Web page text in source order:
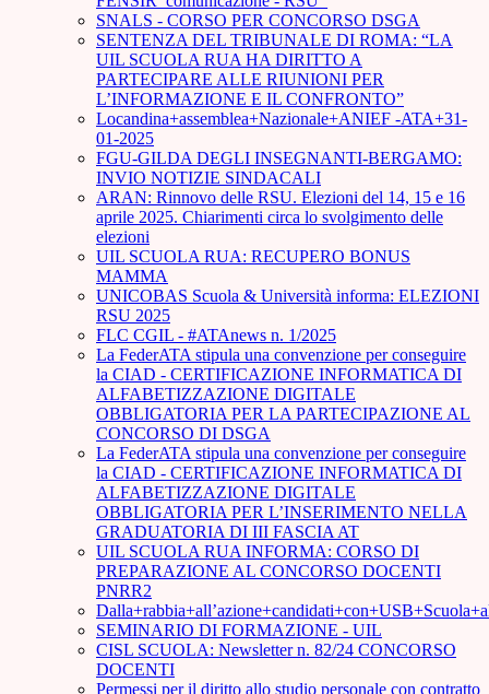
SNALS - CORSO PER CONCORSO DSGA
SENTENZA DEL TRIBUNALE DI ROMA: “LA
UIL SCUOLA RUA HA DIRITTO A
PARTECIPARE ALLE RIUNIONI PER
L’INFORMAZIONE E IL CONFRONTO”
Locandina+assemblea+Nazionale+ANIEF -ATA+31-
01-2025
FGU-GILDA DEGLI INSEGNANTI-BERGAMO:
INVIO NOTIZIE SINDACALI
ARAN: Rinnovo delle RSU. Elezioni del 14, 15 e 16
aprile 2025. Chiarimenti circa lo svolgimento delle
elezioni
UIL SCUOLA RUA: RECUPERO BONUS
MAMMA
UNICOBAS Scuola & Università informa: ELEZIONI
RSU 2025
FLC CGIL - #ATAnews n. 1/2025
La FederATA stipula una convenzione per conseguire
la CIAD - CERTIFICAZIONE INFORMATICA DI
ALFABETIZZAZIONE DIGITALE
OBBLIGATORIA PER LA PARTECIPAZIONE AL
CONCORSO DI DSGA
La FederATA stipula una convenzione per conseguire
la CIAD - CERTIFICAZIONE INFORMATICA DI
ALFABETIZZAZIONE DIGITALE
OBBLIGATORIA PER L’INSERIMENTO NELLA
GRADUATORIA DI III FASCIA AT
UIL SCUOLA RUA INFORMA: CORSO DI
PREPARAZIONE AL CONCORSO DOCENTI
PNRR2
SEMINARIO DI FORMAZIONE - UIL
CISL SCUOLA: Newsletter n. 82/24 CONCORSO
DOCENTI
Permessi per il diritto allo studio personale con contratto